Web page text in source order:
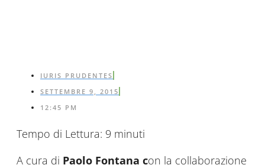
IURIS PRUDENTES
SETTEMBRE 9, 2015
12:45 PM
Tempo di Lettura: 9 minuti
A cura di Paolo Fontana con la collaborazione